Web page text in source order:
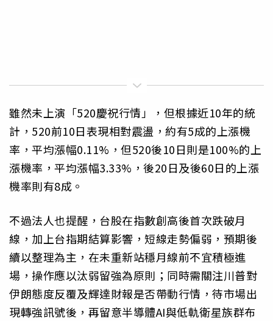
雖然未上演「520慶祝行情」，但根據近10年的統
計，520前10日表現相對震盪，約有5成的上漲機
率，平均漲幅0.11%，但520後10日則是100%的上
漲機率，平均漲幅3.33%，後20日及後60日的上漲
機率則有8成。
不過法人也提醒，台股在指數創高後首次跌破月
線，加上台指期結算影響，短線走勢偏弱，預期後
續以整理為主，在未重新站穩月線前不宜積極進
場，操作應以汰弱留強為原則；同時需關注川普對
伊朗態度反覆及輝達財報是否帶動行情，待市場出
現轉強訊號後，再留意半導體AI與低軌衛星族群布